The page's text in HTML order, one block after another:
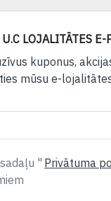
LOJALITĀTES E-
kuponus,
mūsu e-
" Privātuma